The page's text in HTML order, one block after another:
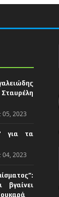
05, 2023
για τα
04, 2023
βγαίνει